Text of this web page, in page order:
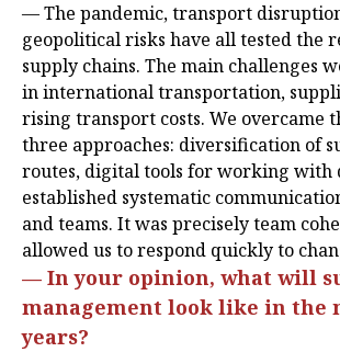
— The pandemic, transport
geopolitical risks have all tested the
supply chains. The main challenges
in international transportation,
rising transport costs. We overcame
three approaches: diversification of
routes, digital tools for working with
established systematic
and teams. It was precisely team
allowed us to respond quickly to
— In your opinion, what will
management look like in the
years?